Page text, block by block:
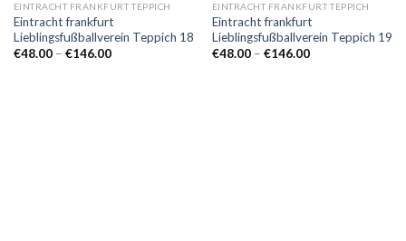
EINTRACHT FRANKFURT TEPPICH
Eintracht frankfurt
Lieblingsfußballverein Teppich 18
€48.00 – €146.00Preisspanne:
EINTRACHT FRANKFURT TEPPICH
Eintracht frankfurt
Lieblingsfußballverein Teppich 19
€48.00 – €146.00Preisspanne: